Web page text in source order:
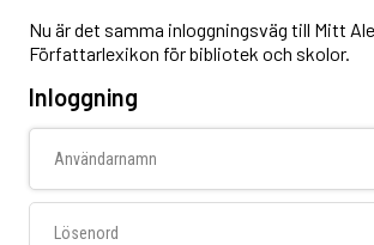
Nu är det samma inloggningsväg till Mitt
Författarlexikon för bibliotek och skolor.
Inloggning